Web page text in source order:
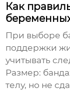
Как
При выборе
поддержки
учитывать
Размер:
телу, но не